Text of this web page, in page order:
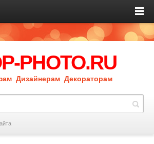
PHOTO.RU
Дизайнерам Декораторам